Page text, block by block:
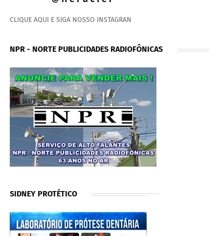
CLIQUE AQUI E SIGA NOSSO INSTAGRAN
NPR - NORTE PUBLICIDADES RADIOFÔNICAS
SIDNEY PROTÉTICO